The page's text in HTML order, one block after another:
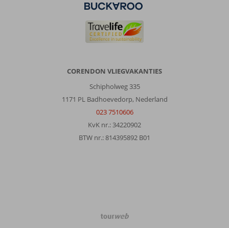
CORENDON VLIEGVAKANTIES
Schipholweg 335
1171 PL Badhoevedorp, Nederland
023 7510606
KvK nr.: 34220902
BTW nr.: 814395892 B01
TourWeb